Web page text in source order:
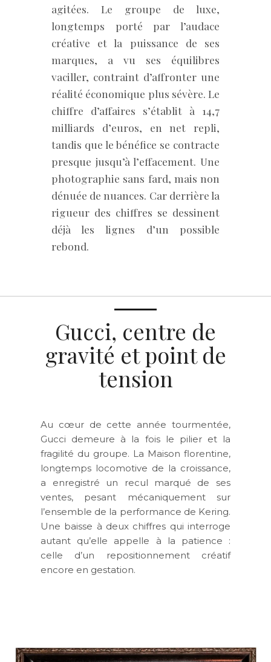
agitées. Le groupe de luxe,
longtemps porté par l’audace
créative et la puissance de ses
marques, a vu ses équilibres
vaciller, contraint d’affronter une
réalité économique plus sévère. Le
chiffre d’affaires s’établit à 14,7
milliards d’euros, en net repli,
tandis que le bénéfice se contracte
presque jusqu’à l’effacement. Une
photographie sans fard, mais non
dénuée de nuances. Car derrière la
rigueur des chiffres se dessinent
déjà les lignes d’un possible
rebond.
Gucci, centre de
gravité et point de
tension
Au cœur de cette année tourmentée,
Gucci demeure à la fois le pilier et la
fragilité du groupe. La Maison florentine,
longtemps locomotive de la croissance,
a enregistré un recul marqué de ses
ventes, pesant mécaniquement sur
l’ensemble de la performance de Kering.
Une baisse à deux chiffres qui interroge
autant qu’elle appelle à la patience :
celle d’un repositionnement créatif
encore en gestation.